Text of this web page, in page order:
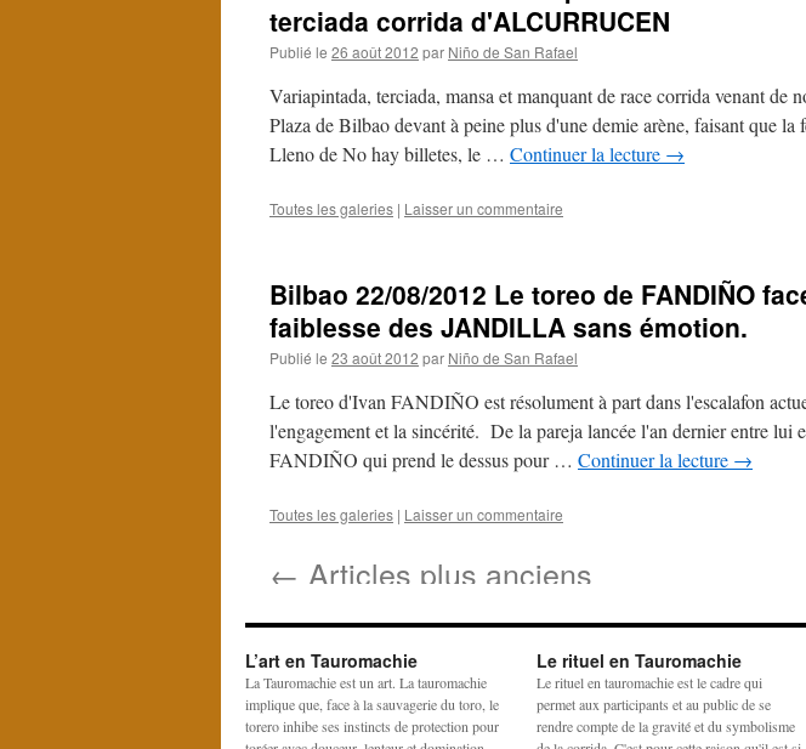
terciada corrida d'ALCURRUCEN
Publié le 26 août 2012 par Niño de San Rafael
Variapintada, terciada, mansa et manquant de race corrida venant de
Plaza de Bilbao devant à peine plus d'une demie arène, faisant que la
Lleno de No hay billetes, le … Continuer la lecture →
Toutes les galeries | Laisser un commentaire
Bilbao 22/08/2012 Le toreo de FANDIÑO
faiblesse des JANDILLA sans émotion.
Publié le 23 août 2012 par Niño de San Rafael
Le toreo d'Ivan FANDIÑO est résolument à part dans l'escalafon
l'engagement et la sincérité. De la pareja lancée l'an dernier entre
FANDIÑO qui prend le dessus pour … Continuer la lecture →
Toutes les galeries | Laisser un commentaire
← Articles plus anciens
L’art en Tauromachie
La Tauromachie est un art. La tauromachie
implique que, face à la sauvagerie du toro, le
torero inhibe ses instincts de protection pour
Le rituel en Tauromachie
Le rituel en tauromachie est le cadre qui
permet aux participants et au public de se
rendre compte de la gravité et du symbolisme